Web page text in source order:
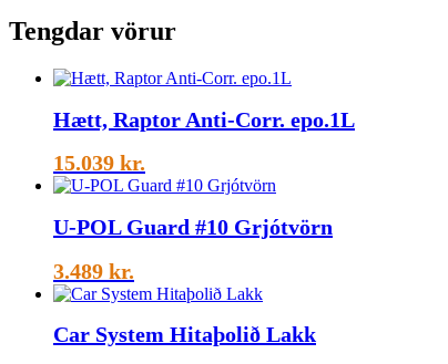
Tengdar vörur
Hætt, Raptor Anti-Corr. epo.1L
15.039 kr.
U-POL Guard #10 Grjótvörn
3.489 kr.
Car System Hitaþolið Lakk